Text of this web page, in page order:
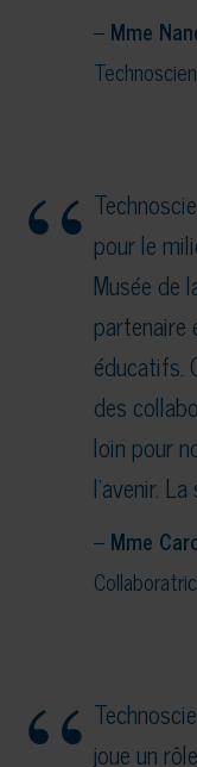
– Mme
pour le
Musée de
partenaire
éducatifs.
des
loin pour
l’avenir.
– Mme
joue un